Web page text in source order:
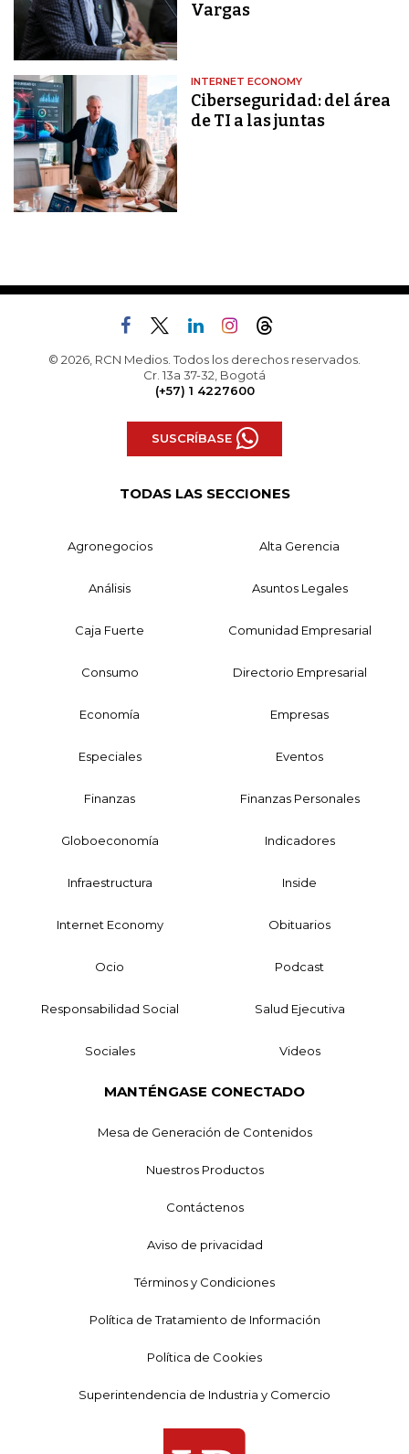
Vargas
INTERNET ECONOMY
Ciberseguridad: del área
de TI a las juntas
© 2026, RCN Medios. Todos los derechos reservados.
Cr. 13a 37-32, Bogotá
(+57) 1 4227600
SUSCRÍBASE
TODAS LAS SECCIONES
Agronegocios Alta Gerencia
Análisis Asuntos Legales
Caja Fuerte Comunidad Empresarial
Consumo Directorio Empresarial
Economía Empresas
Especiales Eventos
Finanzas Finanzas Personales
Globoeconomía Indicadores
Infraestructura Inside
Internet Economy Obituarios
Ocio Podcast
Responsabilidad Social Salud Ejecutiva
Sociales Videos
MANTÉNGASE CONECTADO
Mesa de Generación de Contenidos
Nuestros Productos
Contáctenos
Aviso de privacidad
Términos y Condiciones
Política de Tratamiento de Información
Política de Cookies
Superintendencia de Industria y Comercio